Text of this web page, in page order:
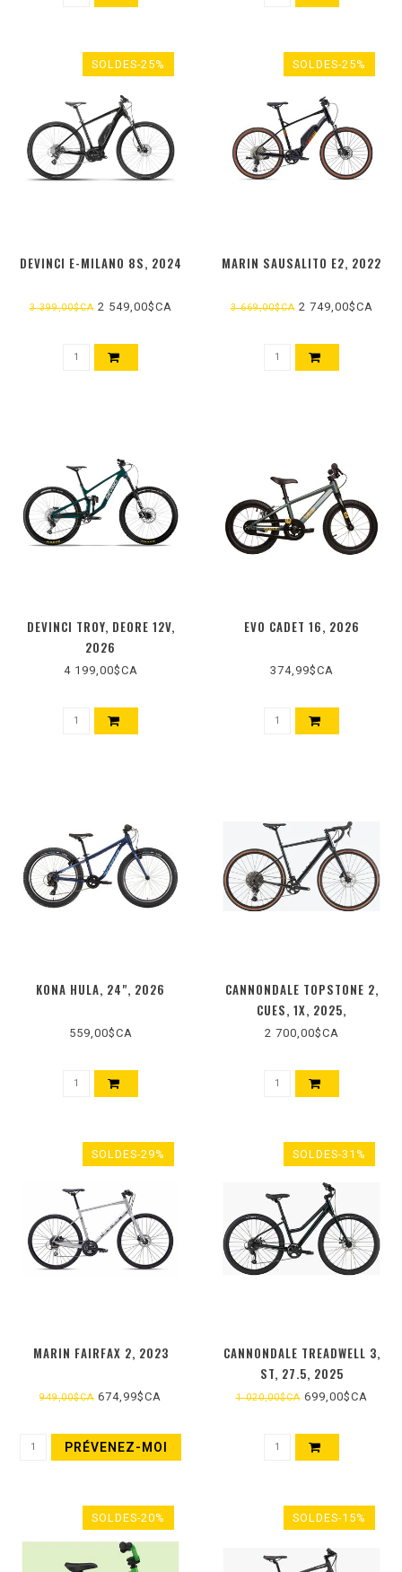
SOLDES-25%
DEVINCI E-MILANO 8S, 2024
3 399,00$CA2 549,00$CA
SOLDES-25%
MARIN SAUSALITO E2, 2022
3 669,00$CA2 749,00$CA
DEVINCI TROY, DEORE 12V,
2026
4 199,00$CA
EVO CADET 16, 2026
374,99$CA
KONA HULA, 24", 2026
559,00$CA
CANNONDALE TOPSTONE 2,
CUES, 1X, 2025,
2 700,00$CA
SOLDES-29%
MARIN FAIRFAX 2, 2023
949,00$CA 674,99$CA
PRÉVENEZ-MOI
SOLDES-31%
CANNONDALE TREADWELL 3,
ST, 27.5, 2025
1 020,00$CA699,00$CA
SOLDES-20% SOLDES-15%